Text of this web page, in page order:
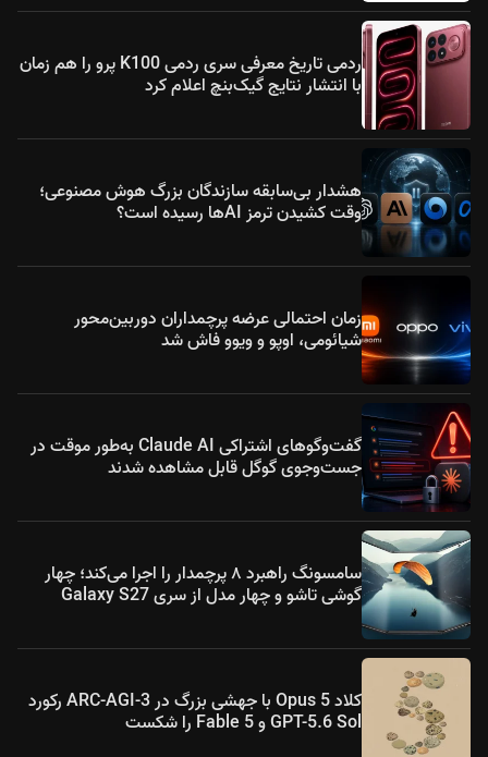
ردمی تاریخ معرفی سری ردمی K100 پرو را هم زمان
با انتشار نتایج گیک‌بنچ اعلام کرد
هشدار بی‌سابقه سازندگان بزرگ هوش مصنوعی؛
وقت کشیدن ترمز AIها رسیده است؟
زمان احتمالی عرضه پرچمداران دوربین‌محور
شیائومی، اوپو و ویوو فاش شد
گفت‌وگوهای اشتراکی Claude AI به‌طور موقت در
جست‌وجوی گوگل قابل مشاهده شدند
سامسونگ راهبرد ۸ پرچمدار را اجرا می‌کند؛ چهار
گوشی تاشو و چهار مدل از سری Galaxy S27
کلاد Opus 5 با جهشی بزرگ در ARC-AGI-3 رکورد
GPT-5.6 Sol و Fable 5 را شکست